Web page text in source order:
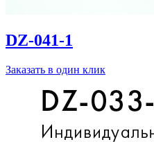
DZ-041-1
Заказать в один клик